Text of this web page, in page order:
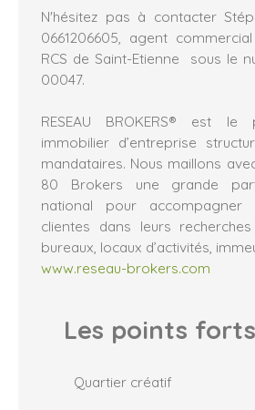
N'hésitez pas à contacter
0661206605, agent
RCS de Saint-Etienne sous le
00047.
RESEAU BROKERS® est le
immobilier d’entreprise
mandataires. Nous maillons
80 Brokers une grande
national pour accompagner
clientes dans leurs
bureaux, locaux d’activités,
www.reseau-brokers.com
Les points forts
Quartier créatif